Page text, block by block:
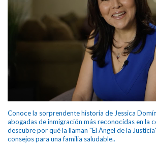
Conoce la sorprendente historia de Jessica
abogadas de inmigración más reconocidas en la
descubre por qué la llaman "El Ángel de la
consejos para una familia saludable..